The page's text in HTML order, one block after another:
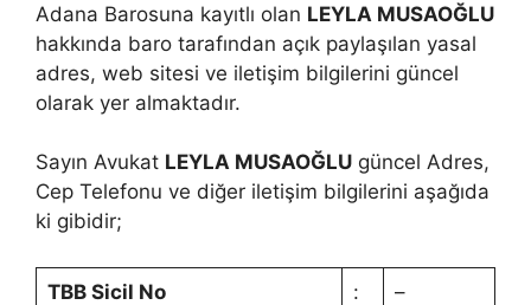
Adana Barosuna kayıtlı olan LEYLA MUSAOĞLU
hakkında baro tarafından açık paylaşılan yasal
adres, web sitesi ve iletişim bilgilerini güncel
olarak yer almaktadır.
Sayın Avukat LEYLA MUSAOĞLU güncel Adres,
Cep Telefonu ve diğer iletişim bilgilerini aşağıda
ki gibidir;
TBB Sicil No : –